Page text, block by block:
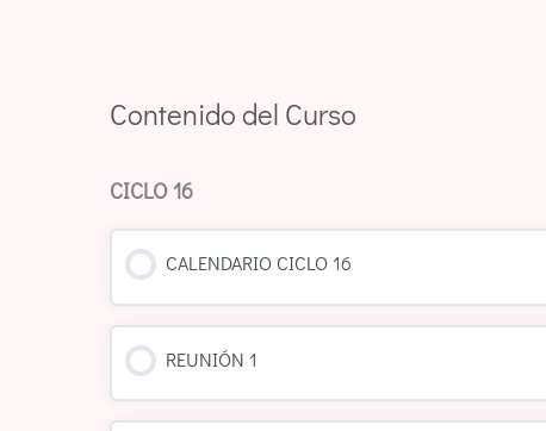
Contenido del Curso
CICLO 16
CALENDARIO CICLO 16
REUNIÓN 1